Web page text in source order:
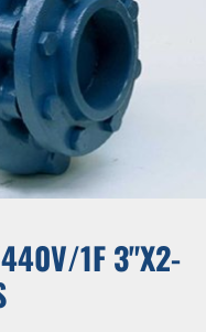
1F 3"X2-